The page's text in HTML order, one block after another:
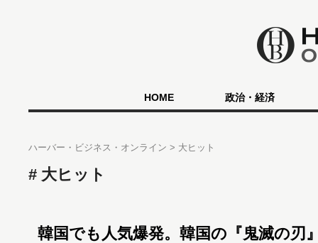
HOME 政治・経済
ハーバー・ビジネス・オンライン 大ヒット
大ヒット
韓国でも人気爆発。韓国の『鬼滅の刃